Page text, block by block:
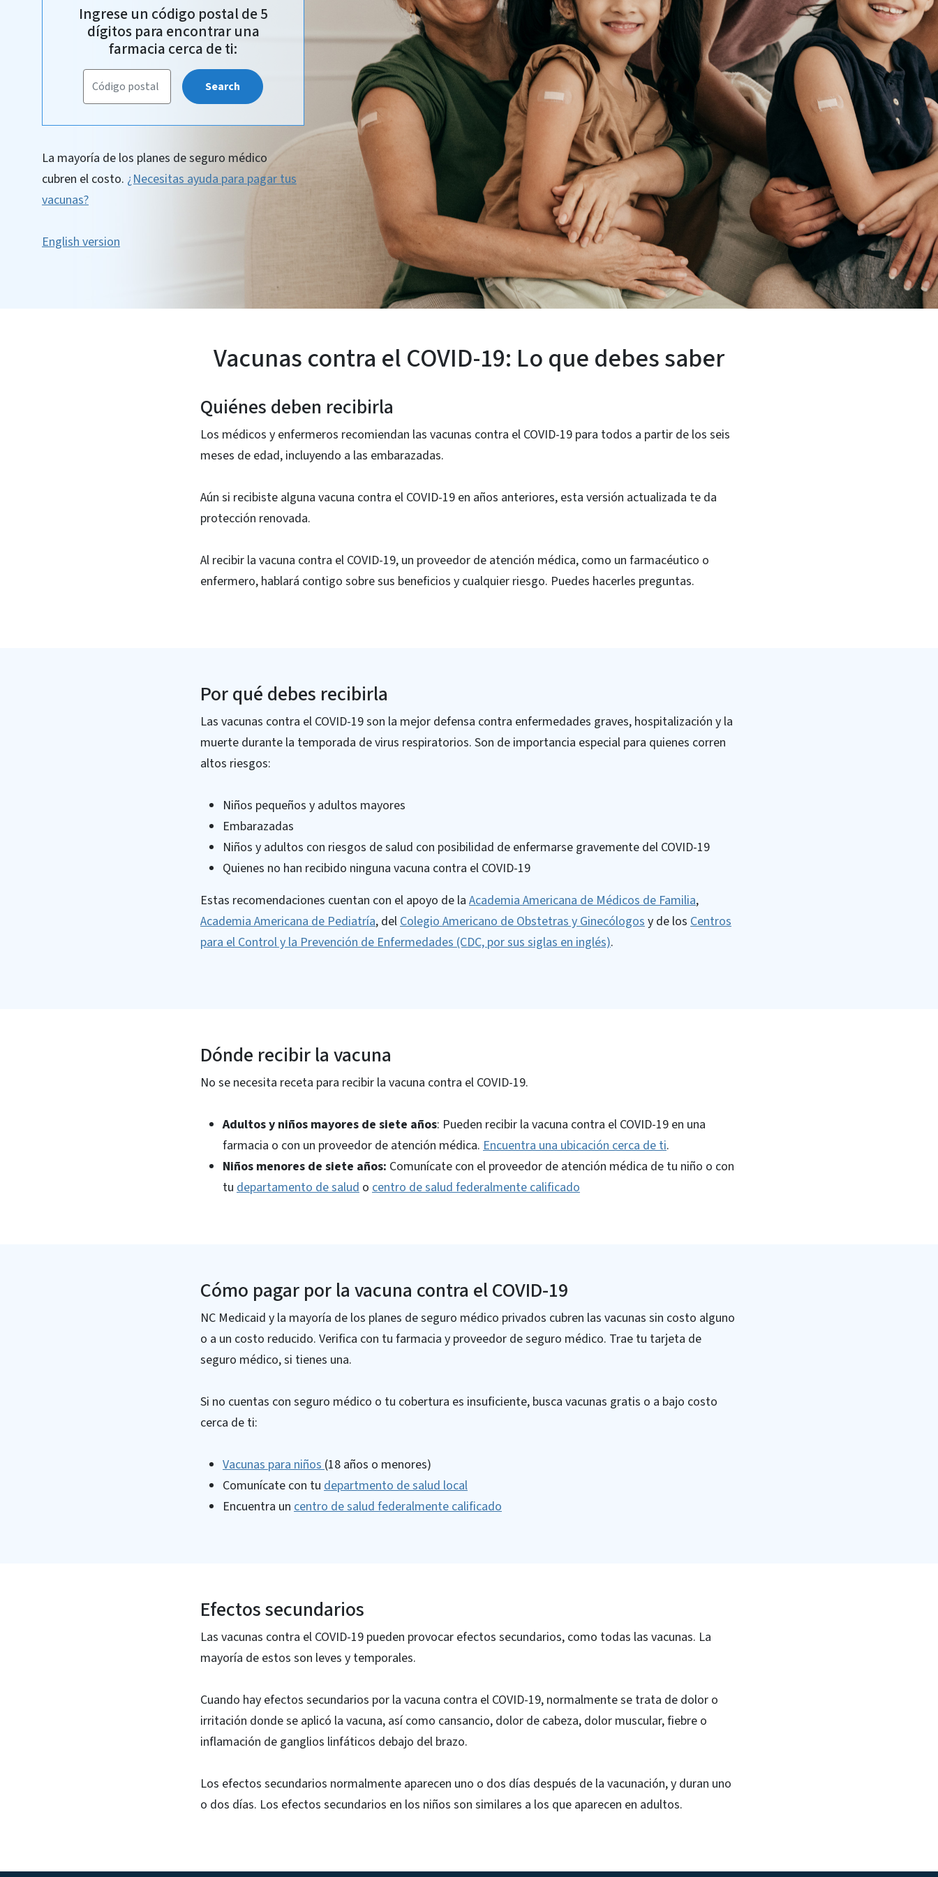
Ingrese un código postal de 5
dígitos para encontrar una
farmacia cerca de ti:
Search
La mayoría de los planes de seguro médico
cubren el costo. ¿Necesitas ayuda para pagar tus
vacunas?
English version
Vacunas contra el COVID-19: Lo que debes saber
Quiénes deben recibirla
Los médicos y enfermeros recomiendan las vacunas contra el COVID-19 para todos a partir de los seis
meses de edad, incluyendo a las embarazadas.
Aún si recibiste alguna vacuna contra el COVID-19 en años anteriores, esta versión actualizada te da
protección renovada.
Al recibir la vacuna contra el COVID-19, un proveedor de atención médica, como un farmacéutico o
enfermero, hablará contigo sobre sus beneficios y cualquier riesgo. Puedes hacerles preguntas.
Por qué debes recibirla
Las vacunas contra el COVID-19 son la mejor defensa contra enfermedades graves, hospitalización y la
muerte durante la temporada de virus respiratorios. Son de importancia especial para quienes corren
altos riesgos:
Niños pequeños y adultos mayores
Embarazadas
Niños y adultos con riesgos de salud con posibilidad de enfermarse gravemente del COVID-19
Quienes no han recibido ninguna vacuna contra el COVID-19
Estas recomendaciones cuentan con el apoyo de la Academia Americana de Médicos de Familia,
Academia Americana de Pediatría, delColegio Americano de Obstetras y Ginecólogosy de los Centros
para el Control y la Prevención de Enfermedades (CDC, por sus siglas en inglés).
Dónde recibir la vacuna
No se necesita receta para recibir la vacuna contra el COVID-19.
Adultos y niños mayores de siete años: Pueden recibir la vacuna contra el COVID-19 en una
farmacia o con un proveedor de atención médica. Encuentra una ubicación cerca de ti.
Niños menores de siete años: Comunícate con el proveedor de atención médica de tu niño o con
tu departamento de salud o centro de salud federalmente calificado
Cómo pagar por la vacuna contra el COVID-19
NC Medicaid y la mayoría de los planes de seguro médico privados cubren las vacunas sin costo alguno
o a un costo reducido. Verifica con tu farmacia y proveedor de seguro médico. Trae tu tarjeta de
seguro médico, si tienes una.
Si no cuentas con seguro médico o tu cobertura es insuficiente, busca vacunas gratis o a bajo costo
cerca de ti:
Vacunas para niños(18 años o menores)
Comunícate con tu departmento de salud local
Encuentra un centro de salud federalmente calificado
Efectos secundarios
Las vacunas contra el COVID-19 pueden provocar efectos secundarios, como todas las vacunas. La
mayoría de estos son leves y temporales.
Cuando hay efectos secundarios por la vacuna contra el COVID-19, normalmente se trata de dolor o
irritación donde se aplicó la vacuna, así como cansancio, dolor de cabeza, dolor muscular, fiebre o
inflamación de ganglios linfáticos debajo del brazo.
Los efectos secundarios normalmente aparecen uno o dos días después de la vacunación, y duran uno
o dos días. Los efectos secundarios en los niños son similares a los que aparecen en adultos.